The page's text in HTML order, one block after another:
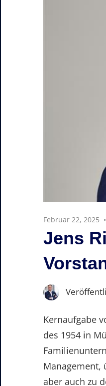
Februar 22, 2025
Jens
Kernaufgabe
des 1954 in
Management,
aber auch zu